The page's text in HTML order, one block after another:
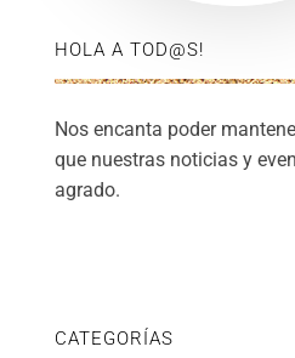
HOLA A TOD@S!
Nos encanta poder
que nuestras noticias y
agrado.
CATEGORÍAS